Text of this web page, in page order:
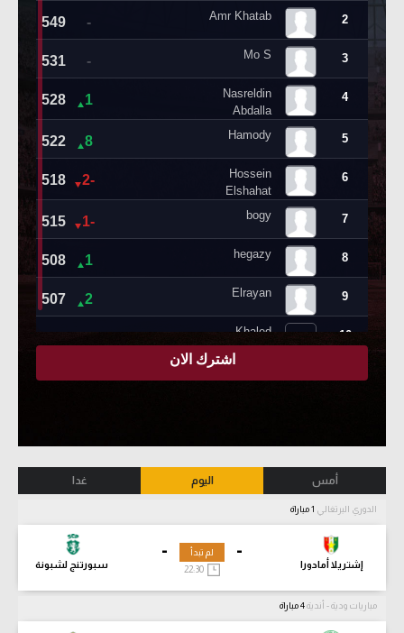
أمس اليوم غدا
الدوري البرتغالي
-
إشتريلا أمادورا
-
سبورتنج لشبونة
لم تبدأ
مباريات ودية - أندية